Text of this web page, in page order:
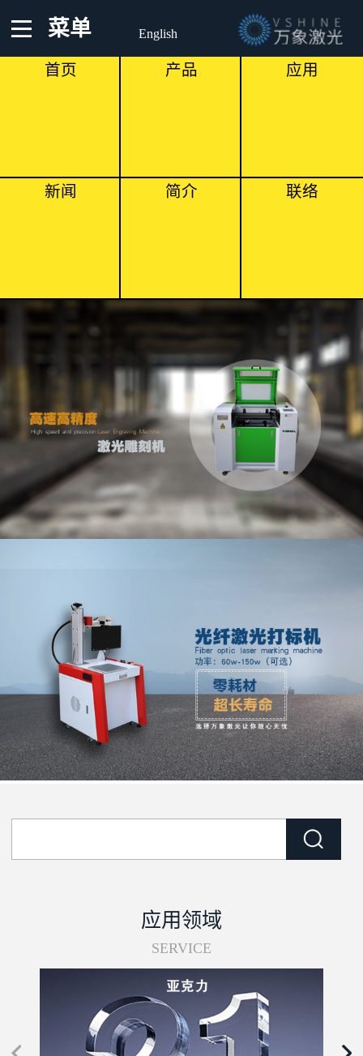
菜单 English
首页 产品 应用
新闻 简介 联络
应用领域
SERVICE